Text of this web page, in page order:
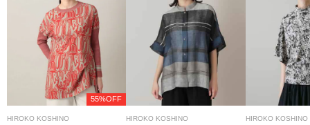
55%OFF
HIROKO KOSHINO HIROKO KOSHINO HIROKO KOSHINO